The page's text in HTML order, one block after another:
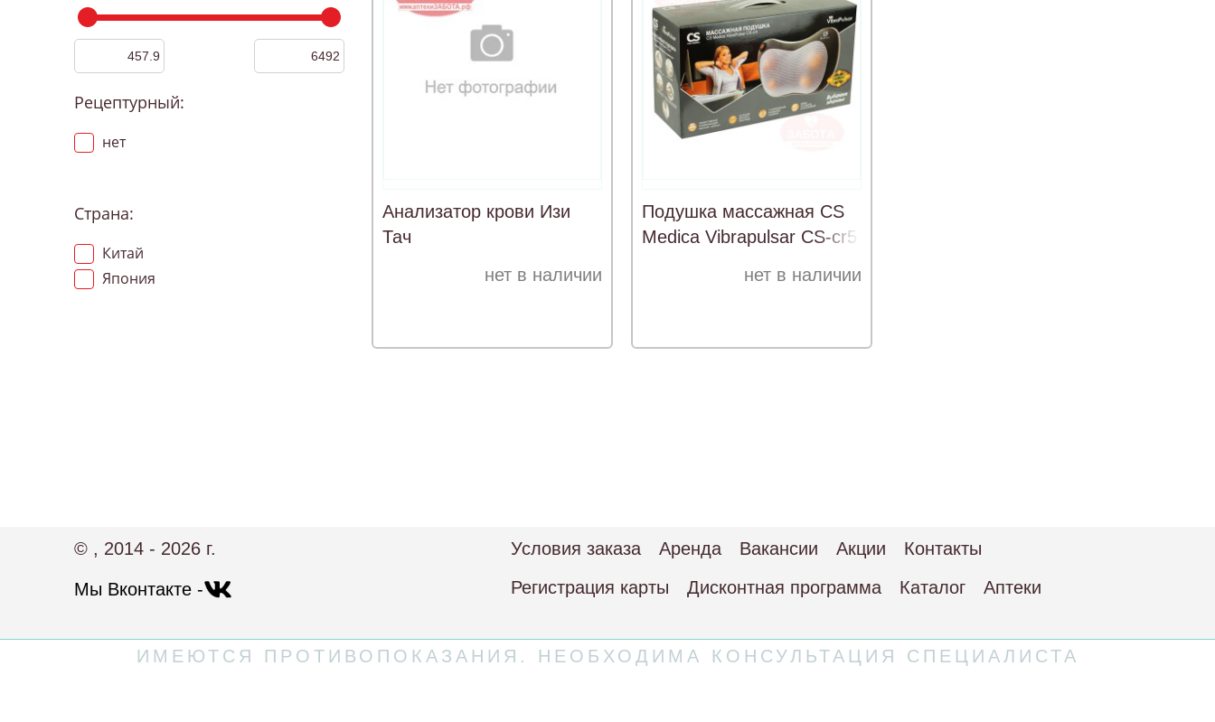
Рецептурный:
нет
Страна:
Китай
Япония
Анализатор крови Изи
Тач
нет в наличии
Подушка массажная CS
Mеdica Vibrapulsar CS-cr5
нет в наличии
© , 2014 - 2026 г.
Мы Вконтакте -
Условия заказа Аренда Вакансии Акции
Контакты
Регистрация карты
Дисконтная программа Каталог Аптеки
ИМЕЮТСЯ ПРОТИВОПОКАЗАНИЯ. НЕОБХОДИМА КОНСУЛЬТАЦИЯ СПЕЦИАЛИСТА